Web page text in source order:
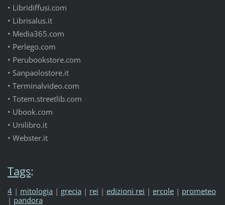
• Libridiffusi.com
• Librisalus.it
• Media365.com
• Perlego.com
• Perubookstore.com
• Sanpaolostore.it
• Terminalvideo.com
• Totem.streetlib.com
• Ubook.com
• Unilibro.it
• Webster.it
Tags:
4 | mitologia | grecia | rei | edizioni rei | ercole | prometeo
| pandora